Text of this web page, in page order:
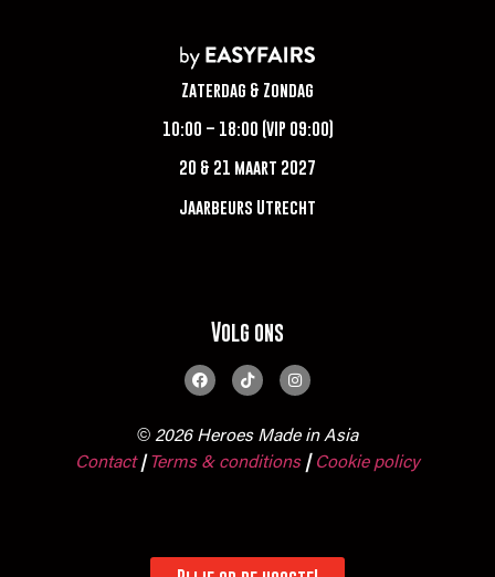
Zaterdag & Zondag
10:00 – 18:00 (VIP 09:00)
20 & 21 maart 2027
Jaarbeurs Utrecht
Volg ons
© 2026 Heroes Made in Asia
Contact | Terms & conditions | Cookie policy